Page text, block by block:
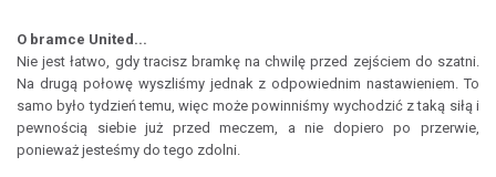
O bramce United...
Nie jest łatwo, gdy tracisz bramkę na chwilę przed zejściem do szatni.
Na drugą połowę wyszliśmy jednak z odpowiednim nastawieniem. To
samo było tydzień temu, więc może powinniśmy wychodzić z taką siłą i
pewnością siebie już przed meczem, a nie dopiero po przerwie,
ponieważ jesteśmy do tego zdolni.